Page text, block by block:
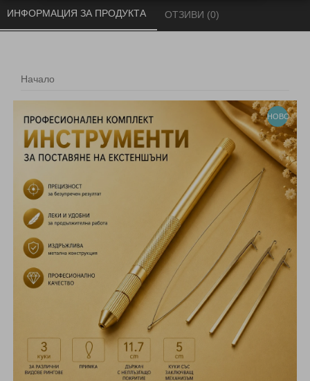
Начало
ИНФОРМАЦИЯ ЗА ПРОДУКТА ОТЗИВИ (0)
НОВО